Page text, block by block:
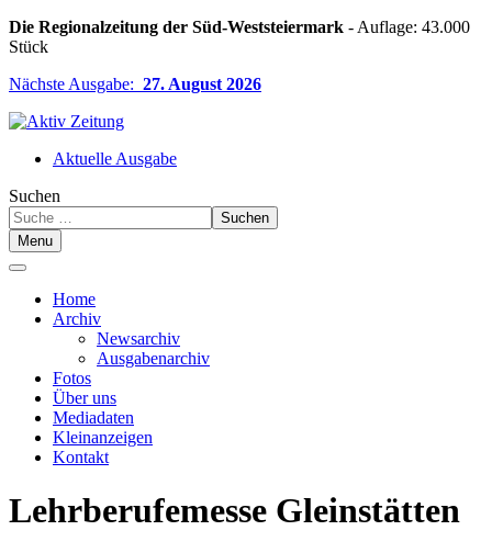
Die Regionalzeitung der Süd-Weststeiermark - Auflage: 43.000
Stück
Nächste Ausgabe: 27. August 2026
Aktuelle Ausgabe
Suchen
Suchen
Menu
Home
Archiv
Newsarchiv
Ausgabenarchiv
Fotos
Über uns
Mediadaten
Kleinanzeigen
Kontakt
Lehrberufemesse Gleinstätten